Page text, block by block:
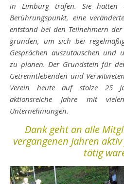
in Limburg trafen. Sie hatten
Berührungspunkt, eine
entstand bei den Teilnehmern der
gründen, um sich bei
Gesprächen auszutauschen und
zu planen. Der Grundstein für
Getrenntlebenden und
Verein heute auf stolze 25
aktionsreiche Jahre mit
Unternehmungen.
Dank geht an alle
vergangenen Jahren
tätig